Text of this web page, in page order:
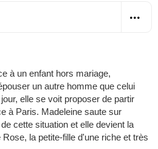
à un enfant hors mariage,
un autre homme que celui
elle se voit proposer de partir
à Paris. Madeleine saute sur
cette situation et elle devient la
la petite-fille d'une riche et très